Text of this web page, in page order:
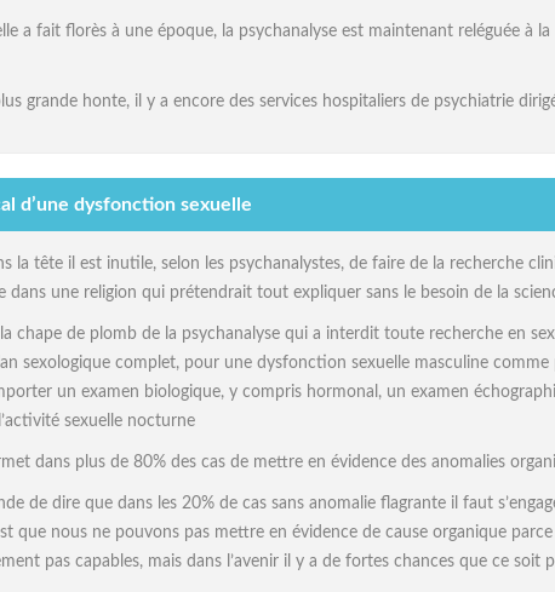
a fait florès à une époque, la psychanalyse est maintenant reléguée à
grande honte, il y a encore des services hospitaliers de psychiatrie
d’une dysfonction sexuelle
la tête il est inutile, selon les psychanalystes, de faire de la recherche
dans une religion qui prétendrait tout expliquer sans le besoin de la
chape de plomb de la psychanalyse qui a interdit toute recherche en
sexologique complet, pour une dysfonction sexuelle masculine
un examen biologique, y compris hormonal, un examen
sexuelle nocturne
dans plus de 80% des cas de mettre en évidence des anomalies
de dire que dans les 20% de cas sans anomalie flagrante il faut
que nous ne pouvons pas mettre en évidence de cause organique
pas capables, mais dans l’avenir il y a de fortes chances que ce soit